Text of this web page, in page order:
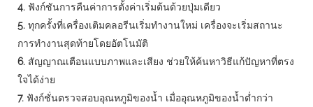
4. ฟังก์ชันการคืนค่าการตั้งค่าเริ่มต้นด้วยปุ่มเดียว
5. ทุกครั้งที่เครื่องเติมคลอรีนเริ่มทำงานใหม่ เครื่องจะเริ่มสถานะ
การทำงานสุดท้ายโดยอัตโนมัติ
6. สัญญาณเตือนแบบภาพและเสียง ช่วยให้ค้นหาวิธีแก้ปัญหาที่ตรง
ใจได้ง่าย
7. ฟังก์ชั่นตรวจสอบอุณหภูมิของน้ำ เมื่ออุณหภูมิของน้ำต่ำกว่า